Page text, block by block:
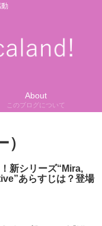
About
このブログについて
新シリーズ“Mira,
あらすじは？登場